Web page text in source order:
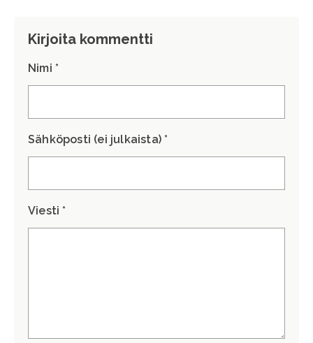
Kirjoita kommentti
Nimi *
Sähköposti (ei julkaista) *
Viesti *